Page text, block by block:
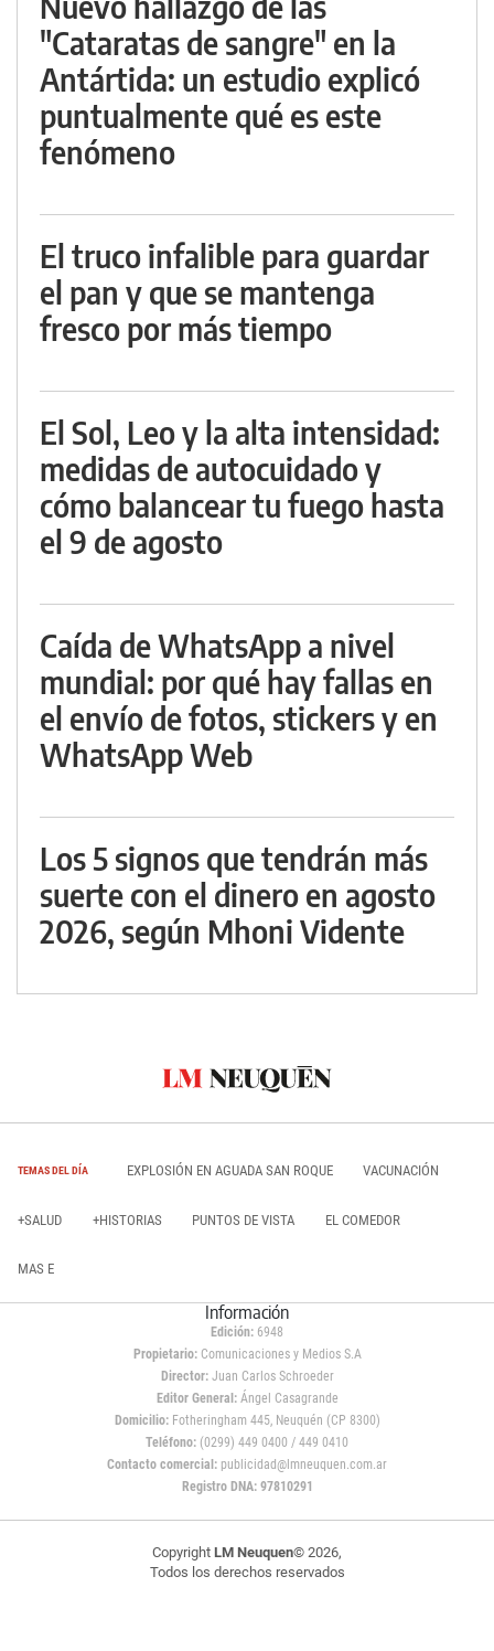
"Cataratas de sangre" en la
Antártida: un estudio explicó
puntualmente qué es este
fenómeno
El truco infalible para guardar
el pan y que se mantenga
fresco por más tiempo
El Sol, Leo y la alta intensidad:
medidas de autocuidado y
cómo balancear tu fuego hasta
el 9 de agosto
Caída de WhatsApp a nivel
mundial: por qué hay fallas en
el envío de fotos, stickers y en
WhatsApp Web
Los 5 signos que tendrán más
suerte con el dinero en agosto
2026, según Mhoni Vidente
TEMAS DEL DÍA EXPLOSIÓN EN AGUADA SAN ROQUE VACUNACIÓN
+SALUD +HISTORIAS PUNTOS DE VISTA EL COMEDOR
MAS E
Información
Edición: 6948
Propietario:Comunicaciones y Medios S.A
Director: Juan Carlos Schroeder
Editor General:Ángel Casagrande
Domicilio:Fotheringham 445, Neuquén (CP 8300)
Teléfono: (0299) 449 0400 / 449 0410
Contacto comercial: publicidad@lmneuquen.com.ar
Registro DNA: 97810291
Copyright LM Neuquen© 2026,
Todos los derechos reservados